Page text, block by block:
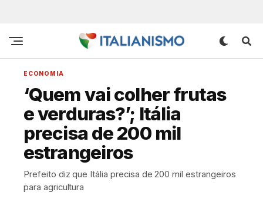
ECONOMIA
‘Quem vai colher frutas
e verduras?’; Itália
precisa de 200 mil
estrangeiros
Prefeito diz que Itália precisa de 200 mil estrangeiros
para agricultura